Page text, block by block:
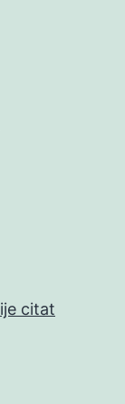
citat